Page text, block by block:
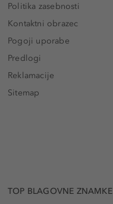
Politika zasebnosti
Kontaktni obrazec
Pogoji uporabe
Predlogi
Reklamacije
Sitemap
TOP BLAGOVNE ZNAMKE